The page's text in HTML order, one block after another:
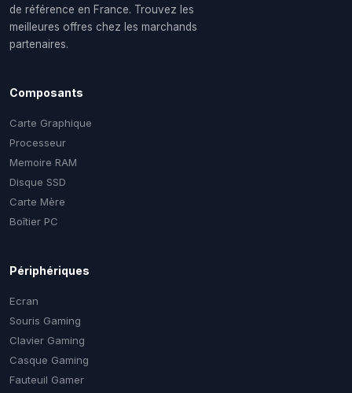
de référence en France. Trouvez les
meilleures offres chez les marchands
partenaires.
Composants
Carte Graphique
Processeur
Memoire RAM
Disque SSD
Carte Mère
Boîtier PC
Périphériques
Ecran
Souris Gaming
Clavier Gaming
Casque Gaming
Fauteuil Gamer